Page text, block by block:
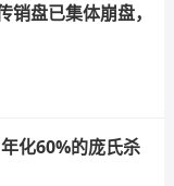
盘已集体崩盘，
化60%的庞氏杀